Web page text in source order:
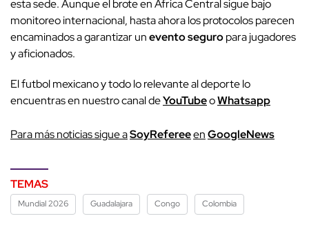
esta sede. Aunque el brote en África Central sigue bajo
monitoreo internacional, hasta ahora los protocolos parecen
encaminados a garantizar unevento seguropara jugadores
y aficionados.
El futbol mexicano y todo lo relevante al deporte lo
encuentras en nuestro canal deYouTubeoWhatsapp
Para más noticias sigue aSoyRefereeenGoogleNews
TEMAS
Mundial 2026 Guadalajara Congo Colombia